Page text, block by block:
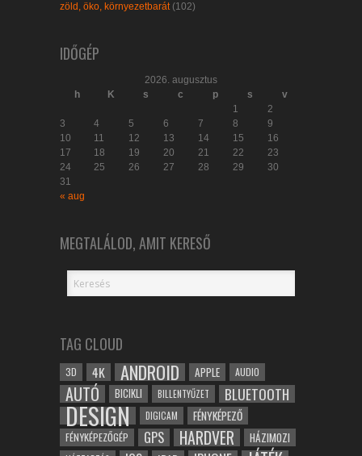
zöld, öko, környezetbarát(102)
IDŐGÉP
2026. augusztus
h
K s c p s
v
1
2
3
4 5 6 7 8
9
10
11 12 13 14 15
16
17
18 19 20 21 22
23
24
25 26 27 28 29
30
31
« aug
MEGTALÁLOD, AMIT KERESŐ
TAG CLOUD
3D 4K ANDROID APPLE AUDIO
AUTÓ BICIKLI BILLENTYŰZET BLUETOOTH
DESIGN DIGICAM FÉNYKÉPEZŐ
FÉNYKÉPEZŐGÉP GPS HARDVER HÁZIMOZI